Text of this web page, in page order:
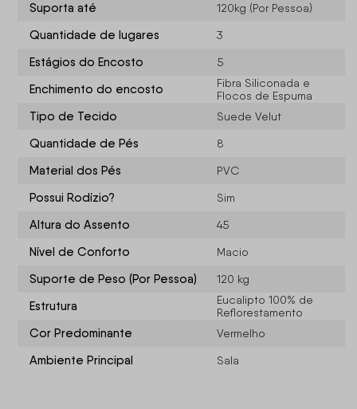
Suporta até 120kg (Por Pessoa)
Quantidade de lugares 3
Estágios do Encosto 5
Enchimento do encosto
Fibra Siliconada e
Flocos de Espuma
Tipo de Tecido Suede Velut
Quantidade de Pés 8
Material dos Pés PVC
Possui Rodízio? Sim
Altura do Assento 45
Nível de Conforto Macio
Suporte de Peso (Por Pessoa) 120 kg
Estrutura
Eucalipto 100% de
Reflorestamento
Cor Predominante Vermelho
Ambiente Principal Sala